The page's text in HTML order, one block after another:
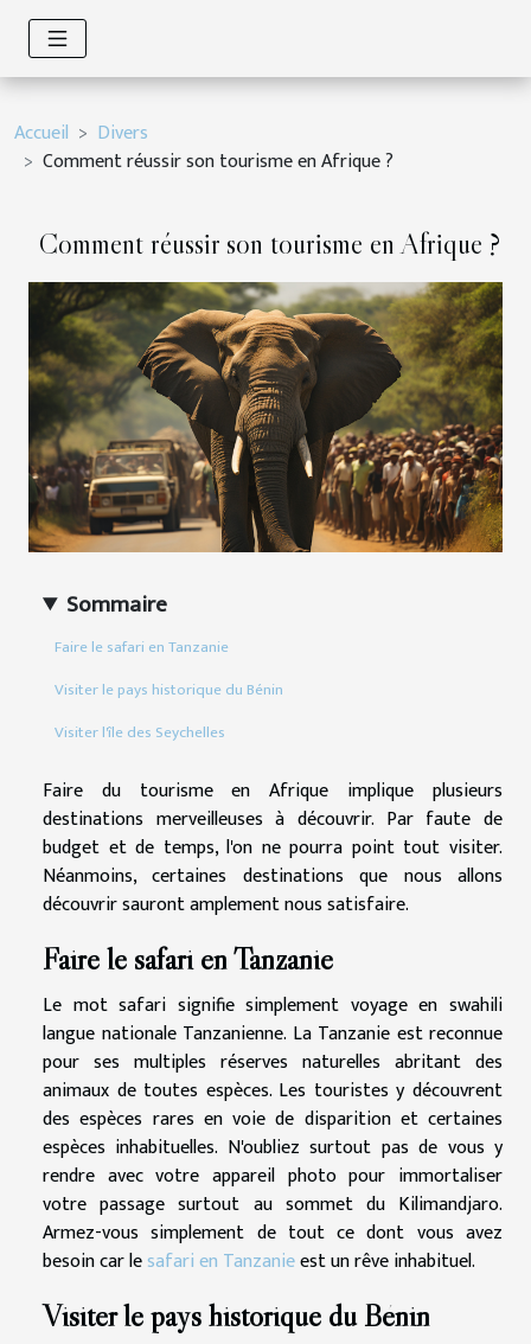
Accueil
Divers
Comment réussir son tourisme en Afrique ?
Comment réussir son tourisme en Afrique ?
Sommaire
Faire le safari en Tanzanie
Visiter le pays historique du Bénin
Visiter l'île des Seychelles
Faire du tourisme en Afrique implique plusieurs
destinations merveilleuses à découvrir. Par faute de
budget et de temps, l'on ne pourra point tout visiter.
Néanmoins, certaines destinations que nous allons
découvrir sauront amplement nous satisfaire.
Faire le safari en Tanzanie
Le mot safari signifie simplement voyage en swahili
langue nationale Tanzanienne. La Tanzanie est reconnue
pour ses multiples réserves naturelles abritant des
animaux de toutes espèces. Les touristes y découvrent
des espèces rares en voie de disparition et certaines
espèces inhabituelles. N'oubliez surtout pas de vous y
rendre avec votre appareil photo pour immortaliser
votre passage surtout au sommet du Kilimandjaro.
Armez-vous simplement de tout ce dont vous avez
besoin car lesafari en Tanzanieest un rêve inhabituel.
Visiter le pays historique du Bénin